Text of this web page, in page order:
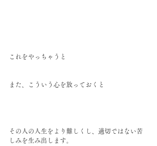
これをやっちゃうと
また、こういう心を放っておくと
その人の人生をより難しくし、適切ではない苦
しみを生み出します。